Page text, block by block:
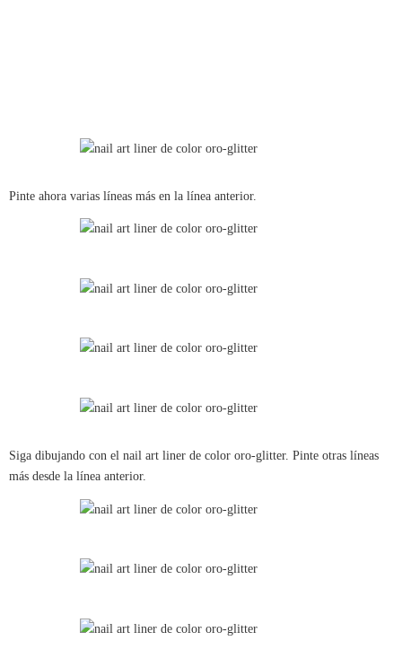
Pinte ahora varias líneas más en la línea anterior.
Siga dibujando con el nail art liner de color oro-glitter. Pinte otras líneas
más desde la línea anterior.